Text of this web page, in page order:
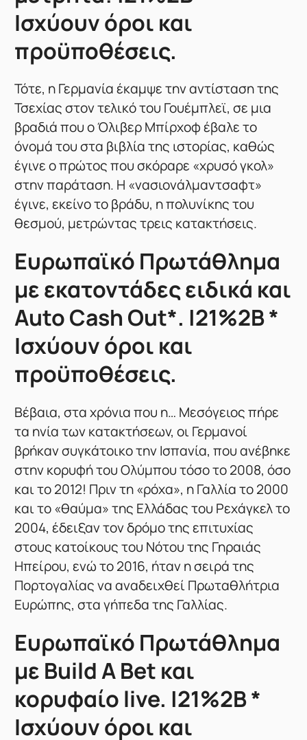
Ισχύουν όροι και
προϋποθέσεις.
Τότε, η Γερμανία έκαμψε την αντίσταση της
Τσεχίας στον τελικό του Γουέμπλεϊ, σε μια
βραδιά που ο Όλιβερ Μπίρχοφ έβαλε το
όνομά του στα βιβλία της ιστορίας, καθώς
έγινε ο πρώτος που σκόραρε «χρυσό γκολ»
στην παράταση. Η «νασιονάλμαντσαφτ»
έγινε, εκείνο το βράδυ, η πολυνίκης του
θεσμού, μετρώντας τρεις κατακτήσεις.
Ευρωπαϊκό Πρωτάθλημα
με εκατοντάδες ειδικά και
Auto Cash Out*. |21%2B *
Ισχύουν όροι και
προϋποθέσεις.
Βέβαια, στα χρόνια που η… Μεσόγειος πήρε
τα ηνία των κατακτήσεων, οι Γερμανοί
βρήκαν συγκάτοικο την Ισπανία, που ανέβηκε
στην κορυφή του Ολύμπου τόσο το 2008, όσο
και το 2012! Πριν τη «ρόχα», η Γαλλία το 2000
και το «θαύμα» της Ελλάδας του Ρεχάγκελ το
2004, έδειξαν τον δρόμο της επιτυχίας
στους κατοίκους του Νότου της Γηραιάς
Ηπείρου, ενώ το 2016, ήταν η σειρά της
Πορτογαλίας να αναδειχθεί Πρωταθλήτρια
Ευρώπης, στα γήπεδα της Γαλλίας.
Ευρωπαϊκό Πρωτάθλημα
με Build A Bet και
κορυφαίο live. |21%2B *
Ισχύουν όροι και